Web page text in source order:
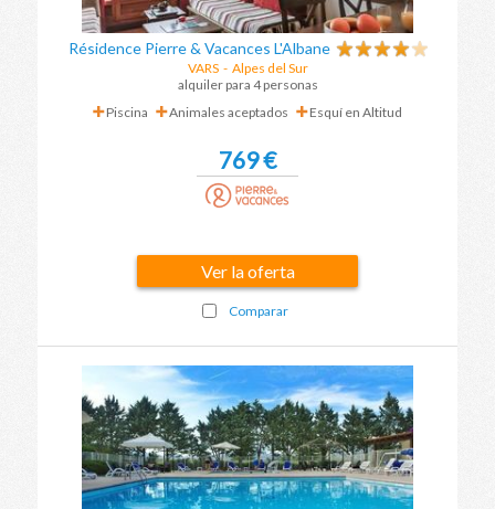
Résidence Pierre & Vacances L'Albane
VARS- Alpes del Sur
alquiler para 4 personas
Piscina
Animales aceptados Esquí en Altitud
769 €
Ver la oferta
Comparar